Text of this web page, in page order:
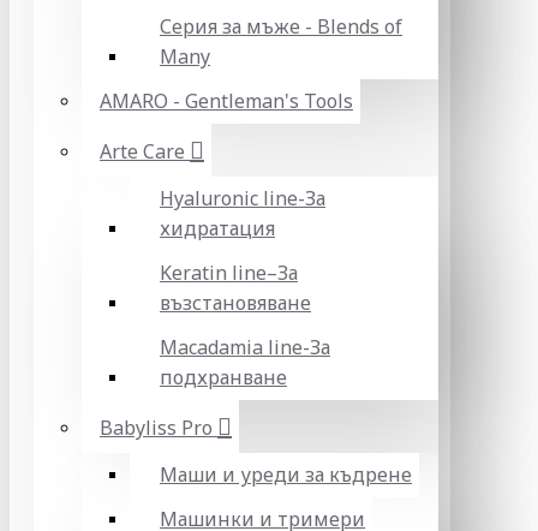
Серия за мъже - Blends of
Many
AMARO - Gentleman's Tools
Arte Care
Hyaluronic line-За
хидратация
Keratin line–За
възстановяване
Macadamia line-За
подхранване
Babyliss Pro
Маши и уреди за къдрене
Машинки и тримери